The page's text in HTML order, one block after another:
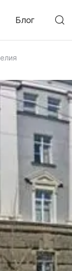
Блог